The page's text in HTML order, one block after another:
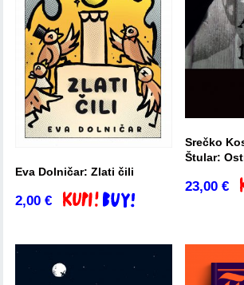
Eva Dolničar: Zlati čili
2,00€ Dodaj v košarico
Srečko
Štular:
23,00€